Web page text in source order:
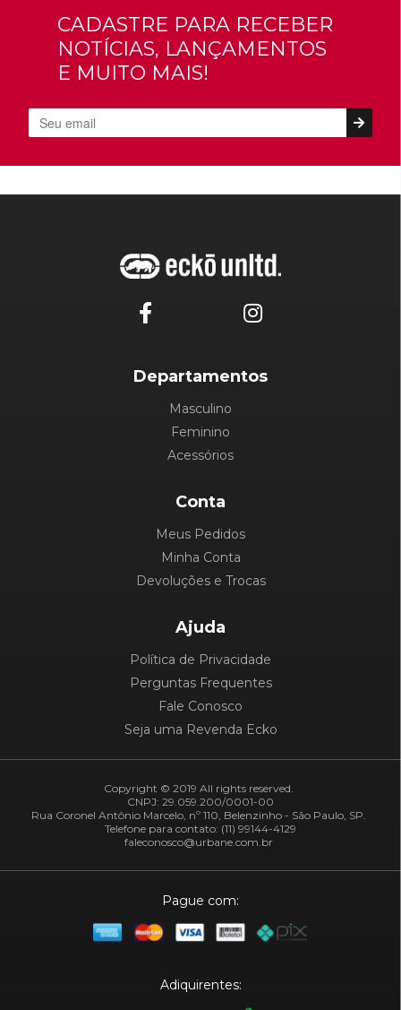
CADASTRE PARA RECEBER
NOTÍCIAS, LANÇAMENTOS
E MUITO MAIS!
Departamentos
Masculino
Feminino
Acessórios
Conta
Meus Pedidos
Minha Conta
Devoluções e Trocas
Ajuda
Política de Privacidade
Perguntas Frequentes
Fale Conosco
Seja uma Revenda Ecko
Copyright © 2019 All rights reserved.
CNPJ: 29.059.200/0001-00
Rua Coronel Antônio Marcelo, nº 110, Belenzinho - São Paulo, SP.
Telefone para contato: (11) 99144-4129
faleconosco@urbane.com.br
Pague com:
Adiquirentes: